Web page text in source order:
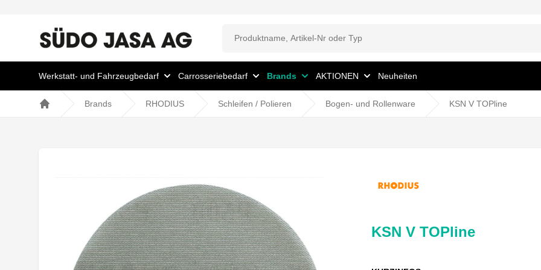
Werkstatt- und Fahrzeugbedarf Carrosseriebedarf Brands AKTIONEN Neuheiten
Brands RHODIUS Schleifen / Polieren Bogen- und Rollenware KSN V TOPline
KSN V TOPline